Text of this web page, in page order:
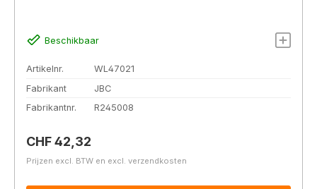
Beschikbaar
Artikelnr.
WL47021
Fabrikant
JBC
Fabrikantnr.
R245008
Normale prijs:
CHF 42,32
Prijzen excl. BTW en excl. verzendkosten